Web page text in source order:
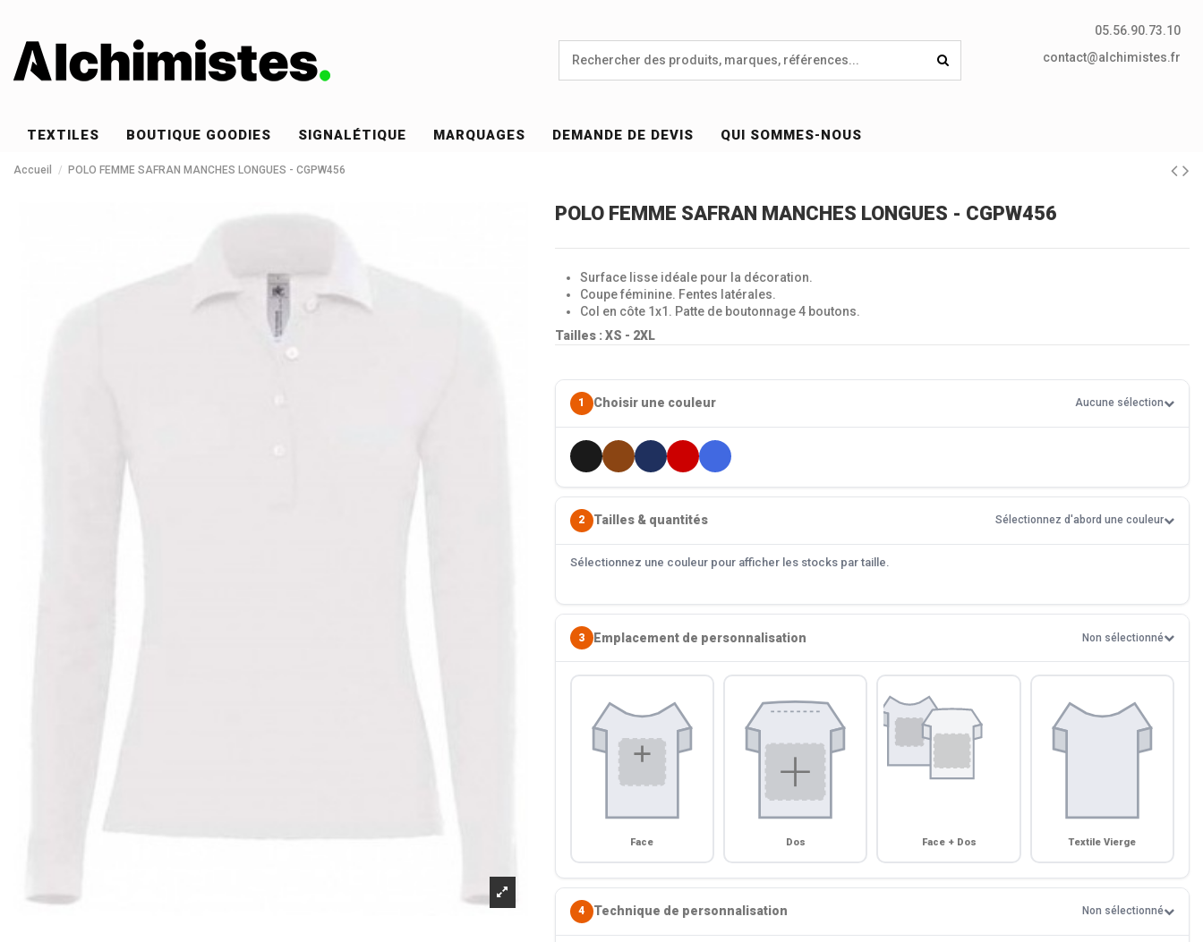
05.56.90.73.10
contact@alchimistes.fr
TEXTILES BOUTIQUE GOODIES SIGNALÉTIQUE MARQUAGES DEMANDE DE DEVIS QUI SOMMES-NOUS
Accueil POLO FEMME SAFRAN MANCHES LONGUES - CGPW456
POLO FEMME SAFRAN MANCHES LONGUES - CGPW456
Surface lisse idéale pour la décoration.
Coupe féminine. Fentes latérales.
Col en côte 1x1. Patte de boutonnage 4 boutons.
Tailles : XS - 2XL
1 Choisir une couleur Aucune sélection
2 Tailles & quantités Sélectionnez d'abord une couleur
Sélectionnez une couleur pour afficher les stocks par taille.
3 Emplacement de personnalisation Non sélectionné
Face Dos Face + Dos Textile Vierge
4 Technique de personnalisation Non sélectionné